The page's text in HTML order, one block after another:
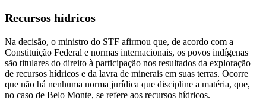
Recursos hídricos
Na decisão, o ministro do STF afirmou que, de acordo com a
Constituição Federal e normas internacionais, os povos indígenas
são titulares do direito à participação nos resultados da exploração
de recursos hídricos e da lavra de minerais em suas terras. Ocorre
que não há nenhuma norma jurídica que discipline a matéria, que,
no caso de Belo Monte, se refere aos recursos hídricos.